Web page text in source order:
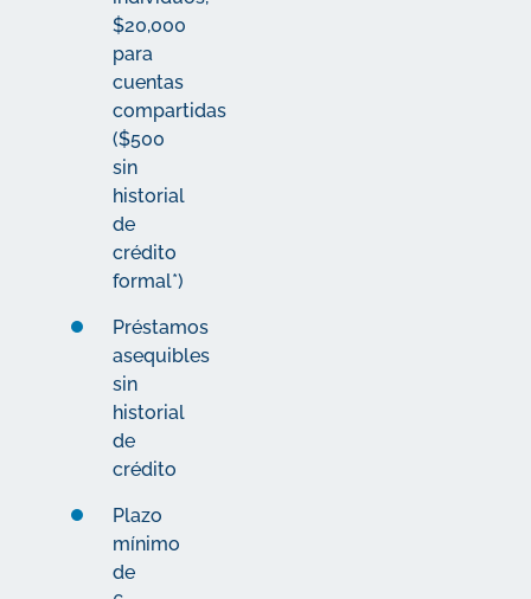
$20,000
para
cuentas
compartidas
($500
sin
historial
de
crédito
formal*)
Préstamos
asequibles
sin
historial
de
crédito
Plazo
mínimo
de